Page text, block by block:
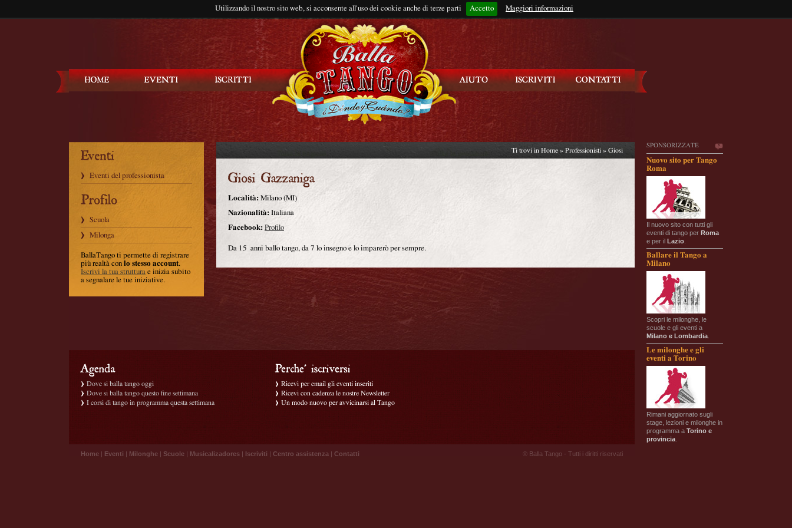
Utilizzando il nostro sito web, si acconsente all'uso dei cookie anche di terze parti Accetto Maggiori informazioni
Rimani connesso?
SPONSORIZZATE
Nuovo sito per Tango
Roma
Il nuovo sito con tutti gli
eventi di tango per Roma
e per il Lazio
Ballare il Tango a
Milano
Scopri le milonghe, le
scuole e gli eventi a
Milano e Lombardia
Le milonghe e gli
eventi a Torino
Rimani aggiornato sugli
stage, lezioni e milonghe in
programma a Torino e
provincia
Eventi del professionista
Scuola
Milonga
BallaTango ti permette di registrare
più realtà con lo stesso account.
Iscrivi la tua struttura e inizia subito
a segnalare le tue iniziative.
Ti trovi in Home » Professionisti » Giosi
Località: Milano (MI)
Nazionalità: Italiana
Facebook: Profilo
Da 15 anni ballo tango, da 7 lo insegno e lo imparerò per sempre.
Dove si balla tango oggi
Dove si balla tango questo fine settimana
I corsi di tango in programma questa settimana
Ricevi per email gli eventi inseriti
Ricevi con cadenza le nostre Newsletter
Un modo nuovo per avvicinarsi al Tango
Home | Eventi | Milonghe | Scuole | Musicalizadores | Iscriviti | Centro assistenza | Contatti ® Balla Tango - Tutti i diritti riservati